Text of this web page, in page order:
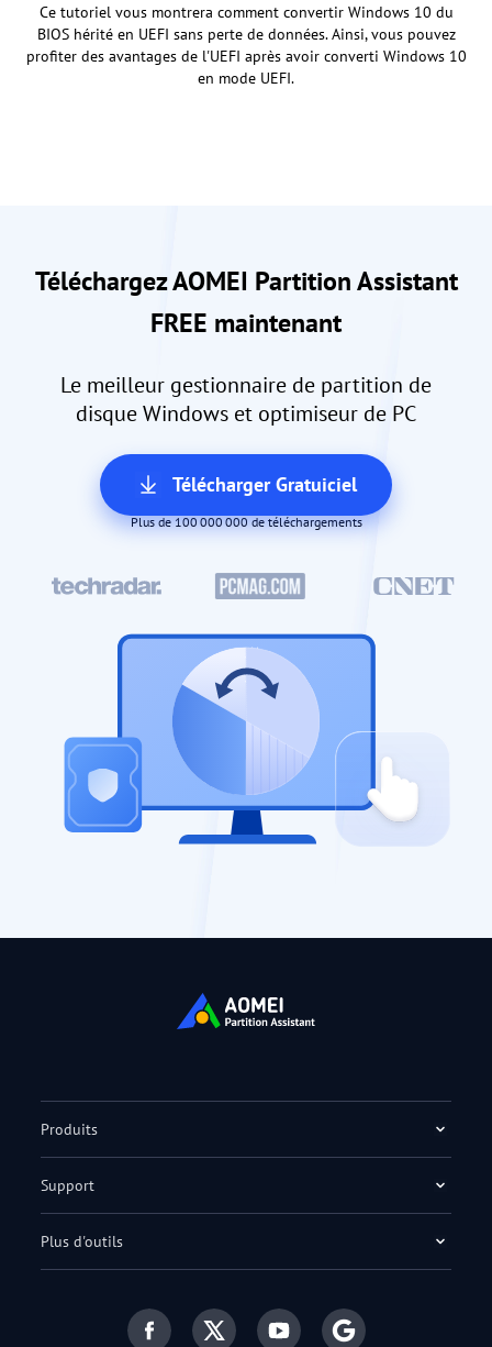
Ce tutoriel vous montrera comment convertir Windows 10 du
BIOS hérité en UEFI sans perte de données. Ainsi, vous pouvez
profiter des avantages de l'UEFI après avoir converti Windows 10
en mode UEFI.
Téléchargez AOMEI Partition Assistant
FREE maintenant
Le meilleur gestionnaire de partition de
disque Windows et optimiseur de PC
Télécharger Gratuiciel
Plus de 100 000 000 de téléchargements
Produits
Support
Plus d'outils